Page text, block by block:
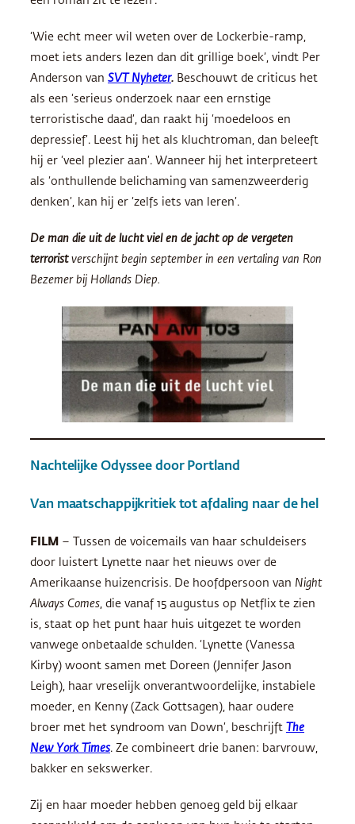
‘Wie echt meer wil weten over de Lockerbie-ramp,
moet iets anders lezen dan dit grillige boek’, vindt Per
Anderson van SVT Nyheter. Beschouwt de criticus het
als een ‘serieus onderzoek naar een ernstige
terroristische daad’, dan raakt hij ‘moedeloos en
depressief’. Leest hij het als kluchtroman, dan beleeft
hij er ‘veel plezier aan’. Wanneer hij het interpreteert
als ‘onthullende belichaming van samenzweerderig
denken’, kan hij er ‘zelfs iets van leren’.
De man die uit de lucht viel en de jacht op de vergeten
terrorist verschijnt begin september in een vertaling van Ron
Bezemer bij Hollands Diep.
Nachtelijke Odyssee door Portland
Van maatschappijkritiek tot afdaling naar de hel
FILM – Tussen de voicemails van haar schuldeisers
door luistert Lynette naar het nieuws over de
Amerikaanse huizencrisis. De hoofdpersoon van Night
Always Comes , die vanaf 15 augustus op Netflix te zien
is, staat op het punt haar huis uitgezet te worden
vanwege onbetaalde schulden. ‘Lynette (Vanessa
Kirby) woont samen met Doreen (Jennifer Jason
Leigh), haar vreselijk onverantwoordelijke, instabiele
moeder, en Kenny (Zack Gottsagen), haar oudere
broer met het syndroom van Down’, beschrijft The
New York Times. Ze combineert drie banen: barvrouw,
bakker en sekswerker.
Zij en haar moeder hebben genoeg geld bij elkaar